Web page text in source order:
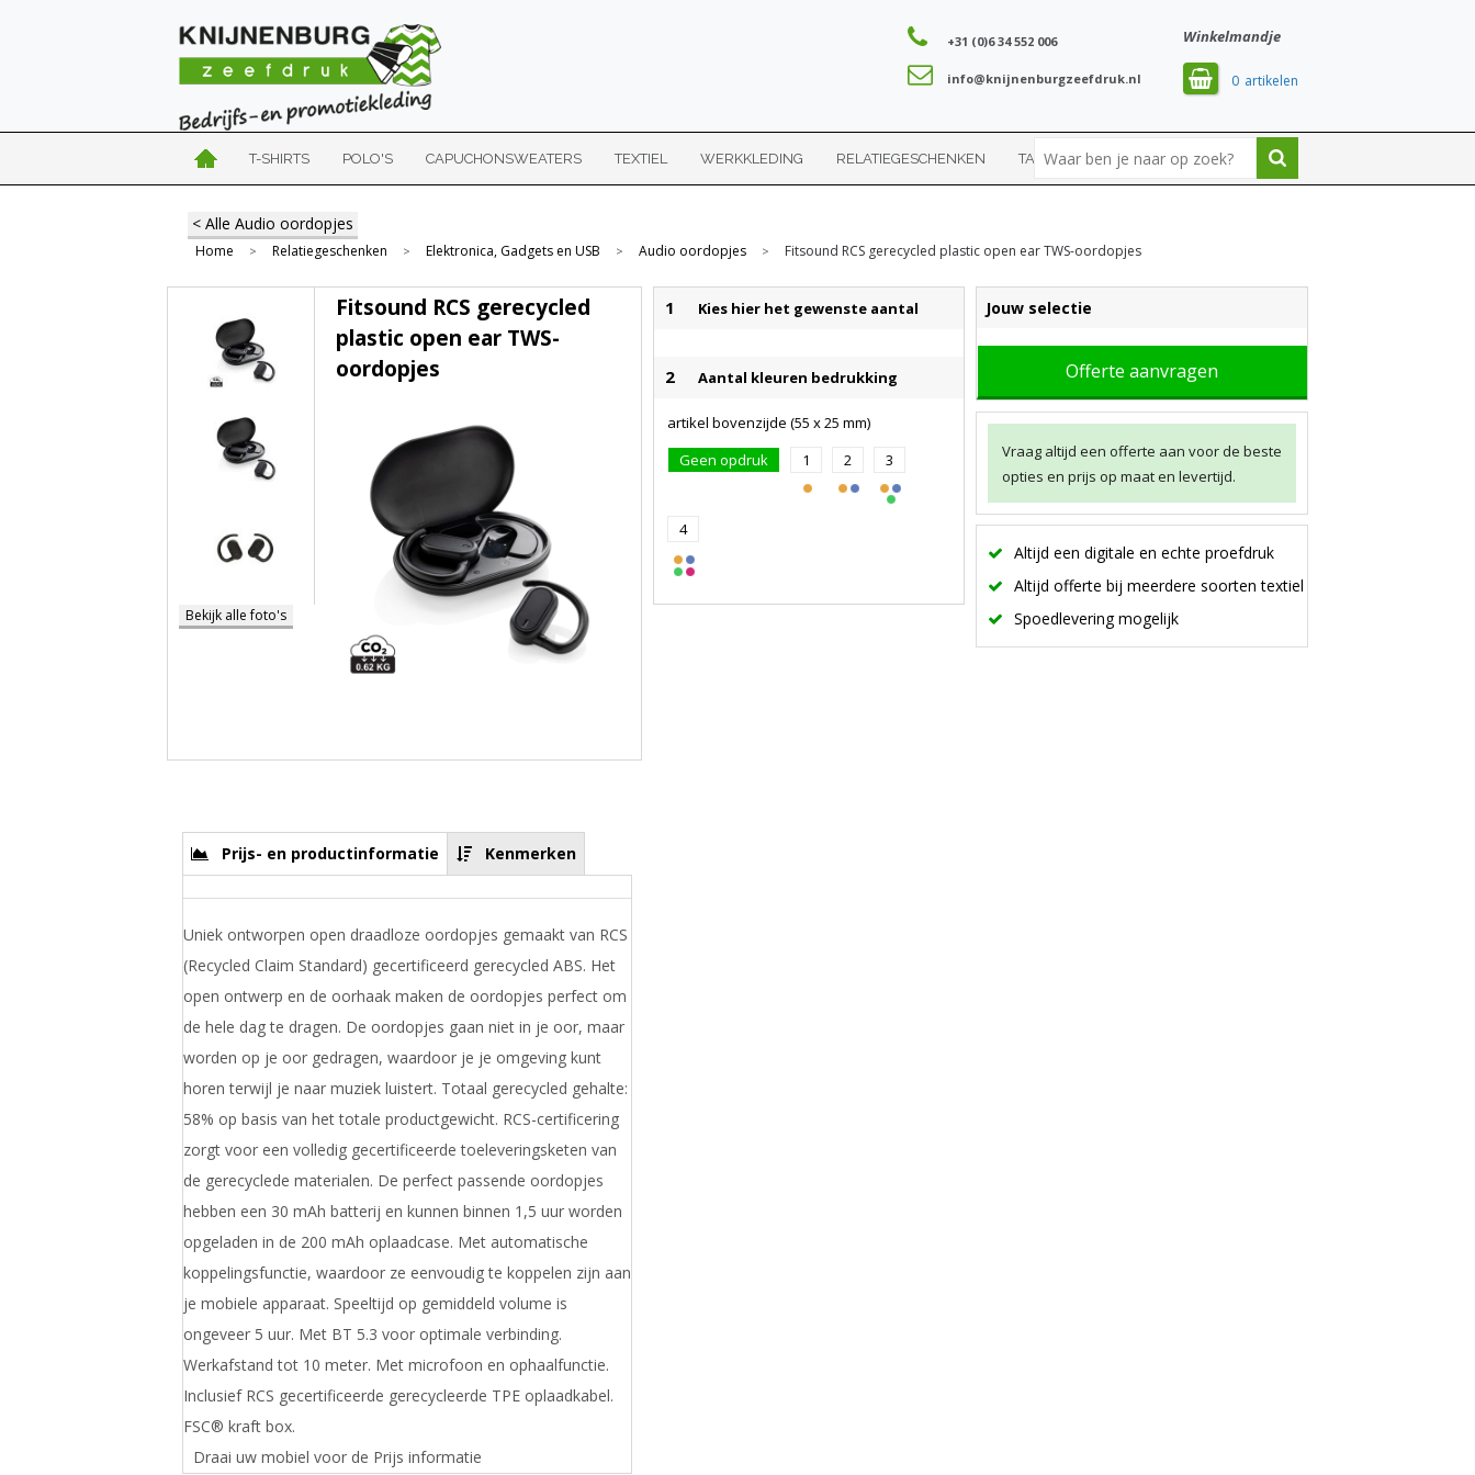
Winkelmandje
0
+31 (0)6 34 552 006
info@knijnenburgzeefdruk.nl
T-SHIRTS POLO'S CAPUCHONSWEATERS TEXTIEL WERKKLEDING RELATIEGESCHENKEN TASSEN SPORT
< Alle Audio oordopjes
Home > Relatiegeschenken > Elektronica, Gadgets en USB > Audio oordopjes > Fitsound RCS gerecycled plastic open ear TWS-oordopjes
1 Kies hier het gewenste aantal
2 Aantal kleuren bedrukking
artikel bovenzijde (55 x 25 mm)
Geen opdruk
1 2 3
4
Jouw selectie
Offerte aanvragen
Vraag altijd een offerte aan voor de beste
opties en prijs op maat en levertijd.
Altijd een digitale en echte proefdruk
Altijd offerte bij meerdere soorten textiel
Spoedlevering mogelijk
Bekijk alle foto's
Fitsound RCS gerecycled
plastic open ear TWS-
oordopjes
Prijs- en productinformatie Kenmerken
Uniek ontworpen open draadloze oordopjes gemaakt van RCS
(Recycled Claim Standard) gecertificeerd gerecycled ABS. Het
open ontwerp en de oorhaak maken de oordopjes perfect om
de hele dag te dragen. De oordopjes gaan niet in je oor, maar
worden op je oor gedragen, waardoor je je omgeving kunt
horen terwijl je naar muziek luistert. Totaal gerecycled gehalte:
58% op basis van het totale productgewicht. RCS-certificering
zorgt voor een volledig gecertificeerde toeleveringsketen van
de gerecyclede materialen. De perfect passende oordopjes
hebben een 30 mAh batterij en kunnen binnen 1,5 uur worden
opgeladen in de 200 mAh oplaadcase. Met automatische
koppelingsfunctie, waardoor ze eenvoudig te koppelen zijn aan
je mobiele apparaat. Speeltijd op gemiddeld volume is
ongeveer 5 uur. Met BT 5.3 voor optimale verbinding.
Werkafstand tot 10 meter. Met microfoon en ophaalfunctie.
Inclusief RCS gecertificeerde gerecycleerde TPE oplaadkabel.
FSC® kraft box.
Draai uw mobiel voor de Prijs informatie